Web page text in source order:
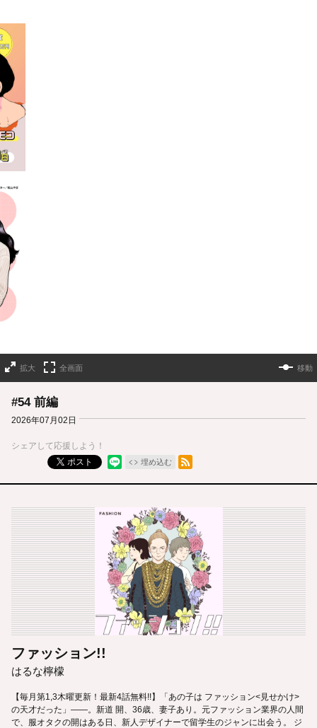
拡大 全画面 移動
#54 前編
2026年07月02日
シェアして応援しよう！
ポスト
埋め込む
RSSフィード
ファッション!!
はるな檸檬
【毎月第1,3木曜更新！最新4話無料!!】「あの子は ファッション<見せかけ>
の天才だった」――。新道 開、36歳、妻子あり。元ファッション業界の人間
で、服オタクの開はある日、新人デザイナーで留学生のジャンに出会う。 ジ